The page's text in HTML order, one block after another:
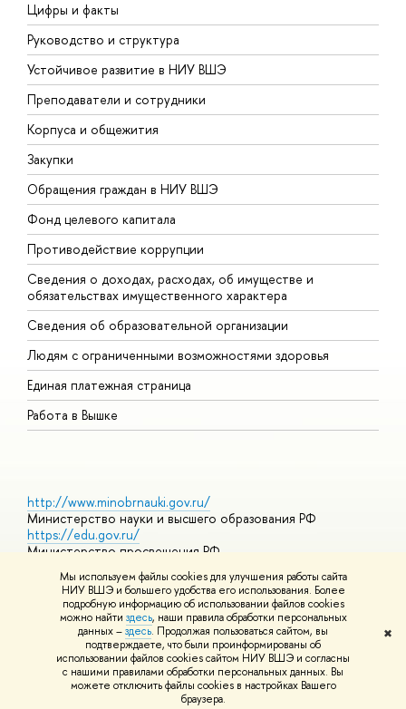
Мы используем файлы cookies для улучшения работы сайта
НИУ ВШЭ и большего удобства его использования. Более
подробную информацию об использовании файлов cookies
можно найти здесь, наши правила обработки персональных
данных –здесь. Продолжая пользоваться сайтом, вы
подтверждаете, что были проинформированы об
использовании файлов cookies сайтом НИУ ВШЭ и согласны
с нашими правилами обработки персональных данных. Вы
можете отключить файлы cookies в настройках Вашего
браузера.
✖
Цифры и факты
Руководство и структура
Устойчивое развитие в НИУ ВШЭ
Преподаватели и сотрудники
Корпуса и общежития
Закупки
Обращения граждан в НИУ ВШЭ
Фонд целевого капитала
Противодействие коррупции
Сведения о доходах, расходах, об имуществе и
обязательствах имущественного характера
Сведения об образовательной организации
Людям с ограниченными возможностями здоровья
Единая платежная страница
Работа в Вышке
http://www.minobrnauki.gov.ru/
Министерство науки и высшего образования РФ
https://edu.gov.ru/
Министерство просвещения РФ
https://elearning.hse.ru/mooc
Массовые открытые онлайн-курсы
© НИУ ВШЭ 1993–2026 Адреса и контактыУсловия
использования материалов Политика конфиденциальности
Шрифты HSE Sans и HSE Slab разработаны вШколе дизайна НИУ